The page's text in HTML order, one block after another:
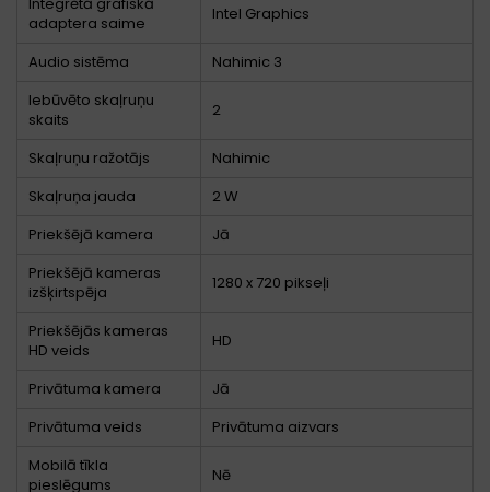
Integrētā grafiskā
adaptera saime
Intel Graphics
Audio sistēma
Nahimic 3
Iebūvēto skaļruņu
skaits
2
Skaļruņu ražotājs
Nahimic
Skaļruņa jauda
2 W
Priekšējā kamera
Jā
Priekšējā kameras
izšķirtspēja
1280 x 720 pikseļi
Priekšējās kameras
HD veids
HD
Privātuma kamera
Jā
Privātuma veids
Privātuma aizvars
Mobilā tīkla
pieslēgums
Nē